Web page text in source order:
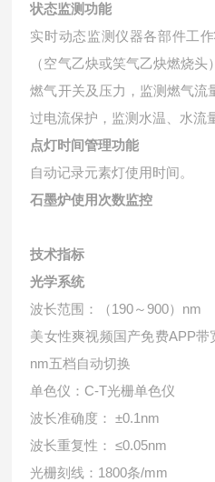
状态监测功能
实时动态监测仪器各部件工
（空气乙炔或笑气乙炔燃烧
燃气开关及压力，监测燃气流
过电流保护，监测水温、水流
点灯时间管理功能
自动记录元素灯使用时间。
石墨炉使用次数监控
技术指标
光学系统
波长范围：（190～900）nm
美女性爽视频国产免费APP带
nm五档自动切换
单色仪：C-T光栅单色仪
波长准确度： ±0.1nm
波长重复性： ≤0.05nm
光栅刻线：1800条/mm